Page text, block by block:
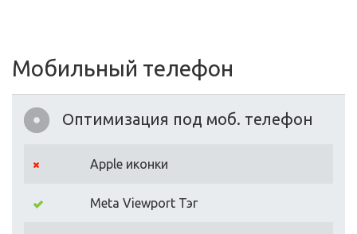
Мобильный телефон
Оптимизация под моб. телефон
Apple иконки
Meta Viewport Тэг